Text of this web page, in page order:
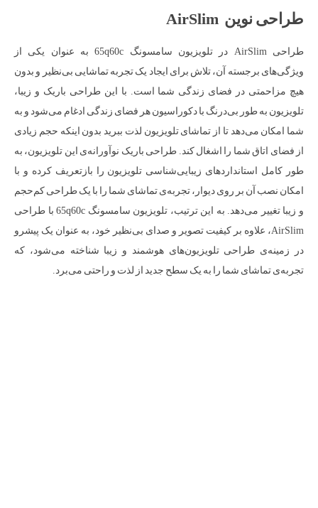
طراحی نوین AirSlim
طراحی AirSlim در تلویزیون سامسونگ 65q60c به عنوان یکی از
ویژگی‌های برجسته آن، تلاش برای ایجاد یک تجربه تماشایی بی‌نظیر و بدون
هیچ مزاحمتی در فضای زندگی شما است. با این طراحی باریک و زیبا،
تلویزیون به طور بی‌درنگ با دکوراسیون هر فضای زندگی ادغام می‌شود و به
شما امکان می‌دهد تا از تماشای تلویزیون لذت ببرید بدون اینکه حجم زیادی
از فضای اتاق شما را اشغال کند. طراحی باریک نوآورانه‌ی این تلویزیون، به
طور کامل استانداردهای زیبایی‌شناسی تلویزیون را بازتعریف کرده و با
امکان نصب آن بر روی دیوار، تجربه‌ی تماشای شما را با یک طراحی کم‌حجم
و زیبا تغییر می‌دهد. به این ترتیب، تلویزیون سامسونگ 65q60c با طراحی
AirSlim، علاوه بر کیفیت تصویر و صدای بی‌نظیر خود، به عنوان یک پیشرو
در زمینه‌ی طراحی تلویزیون‌های هوشمند و زیبا شناخته می‌شود، که
تجربه‌ی تماشای شما را به یک سطح جدید از لذت و راحتی می‌برد.